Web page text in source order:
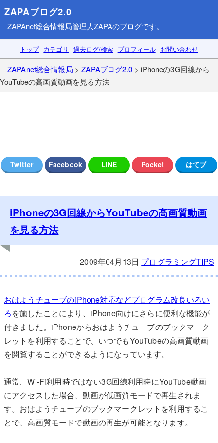
ZAPAブログ2.0
ZAPAnet総合情報局管理人ZAPAのブログです。
トップ カテゴリ 過去ログ/検索 プロフィール お問い合わせ
ZAPAnet総合情報局 >ZAPAブログ2.0> iPhoneの3G回線から
YouTubeの高画質動画を見る方法
iPhoneの3G回線からYouTubeの高画質動画
を見る方法
2009年04月13日 プログラミングTIPS
おはようチューブのiPhone対応などプログラム改良いろい
ろを施したことにより、iPhone向けにさらに便利な機能が
付きました。iPhoneからおはようチューブのブックマーク
レットを利用することで、いつでもYouTubeの高画質動画
を閲覧することができるようになっています。
通常、Wi-Fi利用時ではない3G回線利用時にYouTube動画
にアクセスした場合、動画が低画質モードで再生されま
す。おはようチューブのブックマークレットを利用するこ
とで、高画質モードで動画の再生が可能となります。